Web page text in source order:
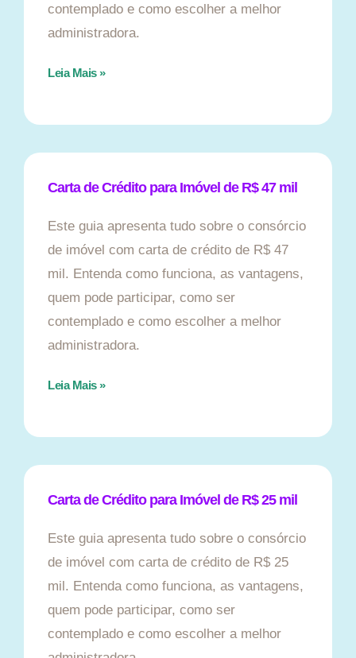
contemplado e como escolher a melhor
administradora.
Leia Mais »
Carta de Crédito para Imóvel de R$ 47 mil
Este guia apresenta tudo sobre o consórcio
de imóvel com carta de crédito de R$ 47
mil. Entenda como funciona, as vantagens,
quem pode participar, como ser
contemplado e como escolher a melhor
administradora.
Leia Mais »
Carta de Crédito para Imóvel de R$ 25 mil
Este guia apresenta tudo sobre o consórcio
de imóvel com carta de crédito de R$ 25
mil. Entenda como funciona, as vantagens,
quem pode participar, como ser
contemplado e como escolher a melhor